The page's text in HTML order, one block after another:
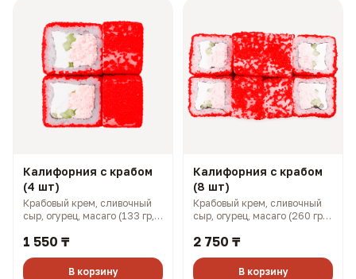
Калифорния с крабом
(4 шт)
Крабовый крем, сливочный
сыр, огурец, масаго (133 гр,
1 550 ₸
В корзину
Калифорния с крабом
(8 шт)
Крабовый крем, сливочный
сыр, огурец, масаго (260 гр,
2 750 ₸
В корзину